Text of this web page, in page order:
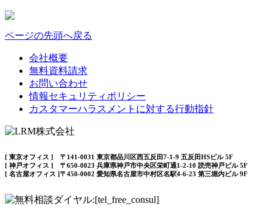
ページの先頭へ戻る
会社概要
無料資料請求
お問い合わせ
情報セキュリティポリシー
カスタマーハラスメントに対する行動指針
[ 東京オフィス ] 〒141-0031 東京都品川区西五反田7-1-9 五反田HSビル 5F
[ 神戸オフィス ] 〒650-0023 兵庫県神戸市中央区栄町通1-2-10 読売神戸ビル 5F
[ 名古屋オフィス ]〒450-0002 愛知県名古屋市中村区名駅4-6-23 第三堀内ビル 9F